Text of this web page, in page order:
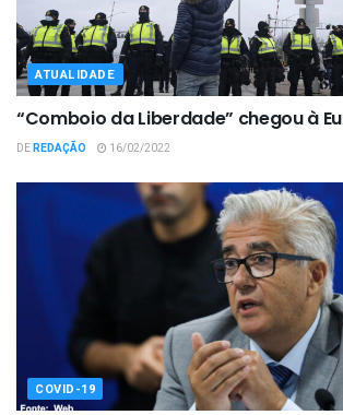
ATUALIDADE
“Comboio da Liberdade” chegou à
DEREDAÇÃO 16/02/2022
COVID-19